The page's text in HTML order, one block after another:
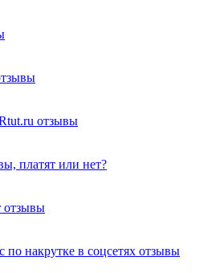
отзывы
платят или нет?
отзывы
по накрутке в соцсетях отзывы